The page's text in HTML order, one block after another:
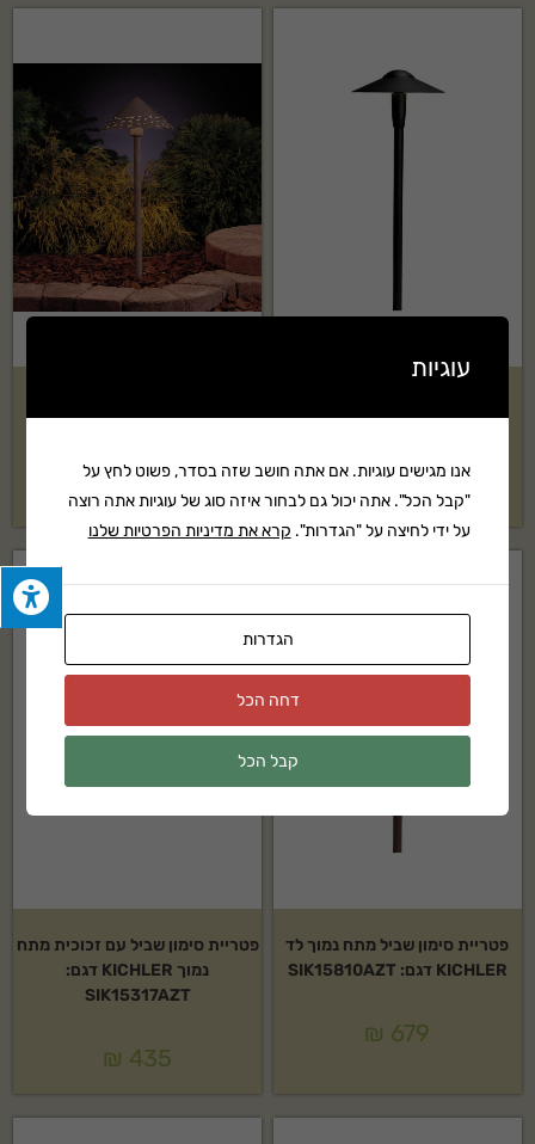
₪309
₪619
פטריית סימון שביל מתח נמוך לד
KICHLER דגם: SIK15810AZT
₪ 679
פטריית סימון שביל עם זכוכית מתח
נמוך KICHLER דגם:
SIK15317AZT
₪ 435
עוגיות
אנו מגישים עוגיות. אם אתה חושב שזה בסדר, פשוט לחץ על
"קבל הכל". אתה יכול גם לבחור איזה סוג של עוגיות אתה רוצה
על ידי לחיצה על "הגדרות". קרא את מדיניות הפרטיות שלנו
הגדרות
דחה הכל
קבל הכל